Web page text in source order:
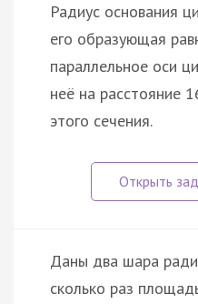
Радиус основания
его образующая
параллельное оси
неё на расстояние
этого сечения.
Даны два шара
сколько раз